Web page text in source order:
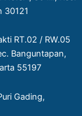
30121
RT.02 / RW.05
Banguntapan,
55197
Gading,